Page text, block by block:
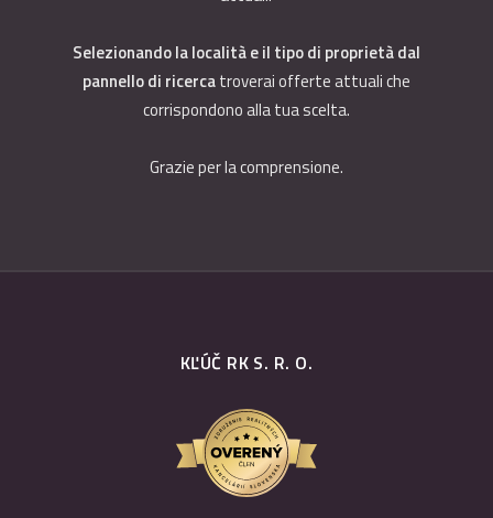
Selezionando la località e il tipo di proprietà dal
pannello di ricercatroverai offerte attuali che
corrispondono alla tua scelta.
Grazie per la comprensione.
KĽÚČ RK S. R. O.